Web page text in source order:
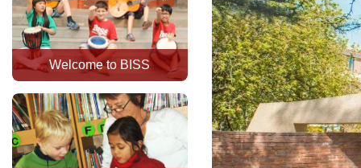
Welcome to BISS